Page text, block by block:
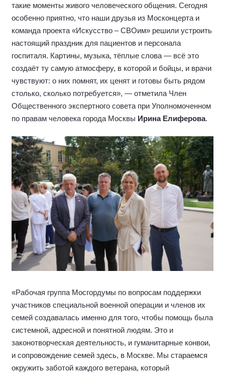
такие моменты живого человеческого общения. Сегодня
особенно приятно, что наши друзья из Москонцерта и
команда проекта «Искусство – СВОим» решили устроить
настоящий праздник для пациентов и персонала
госпиталя. Картины, музыка, тёплые слова — всё это
создаёт ту самую атмосферу, в которой и бойцы, и врачи
чувствуют: о них помнят, их ценят и готовы быть рядом
столько, сколько потребуется», — отметила Член
Общественного экспертного совета при Уполномоченном
по правам человека города Москвы Ирина Елиферова.
«Рабочая группа Мосгордумы по вопросам поддержки
участников специальной военной операции и членов их
семей создавалась именно для того, чтобы помощь была
системной, адресной и понятной людям. Это и
законотворческая деятельность, и гуманитарные конвои,
и сопровождение семей здесь, в Москве. Мы стараемся
окружить заботой каждого ветерана, который